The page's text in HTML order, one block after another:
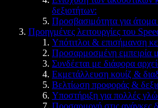
δεξιοτήτων:
Προσβασιμότητα για άτομα
Προηγμένες λειτουργίες του
Υπότιτλοι & επισήμανση
Προσαρμοσμένη εμπειρία
Συνδέεται με διάφορα
Εκμετάλλευση κουίζ &
Βελτίωση προφοράς &
Υποστήριξη για πολλές
Προσαρμογή στις ανάγκες